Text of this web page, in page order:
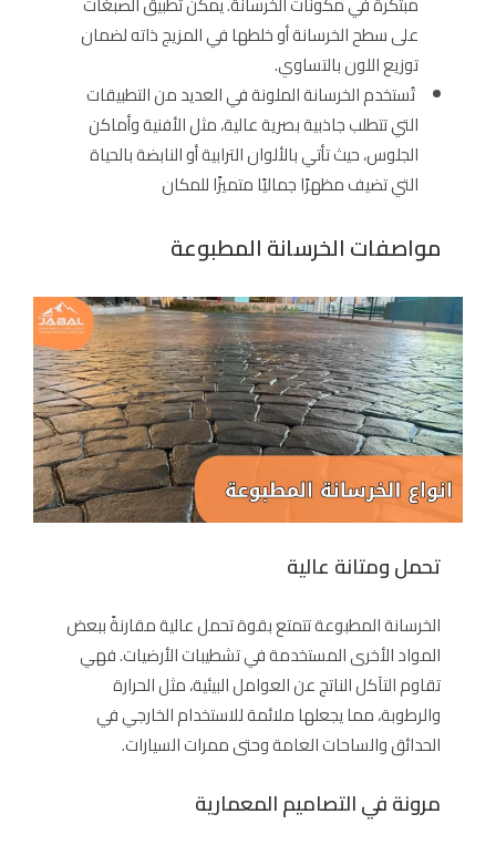
على سطح الخرسانة أو خلطها في المزيج ذاته لضمان
توزيع اللون بالتساوي.
تُستخدم الخرسانة الملونة في العديد من التطبيقات
التي تتطلب جاذبية بصرية عالية، مثل الأفنية وأماكن
الجلوس، حيث تأتي بالألوان الترابية أو النابضة بالحياة
التي تضيف مظهرًا جماليًا متميزًا للمكان​
مواصفات الخرسانة المطبوعة
تحمل ومتانة عالية
الخرسانة المطبوعة تتمتع بقوة تحمل عالية مقارنةً ببعض
المواد الأخرى المستخدمة في تشطيبات الأرضيات. فهي
تقاوم التآكل الناتج عن العوامل البيئية، مثل الحرارة
والرطوبة، مما يجعلها ملائمة للاستخدام الخارجي في
الحدائق والساحات العامة وحتى ممرات السيارات.
مرونة في التصاميم المعمارية